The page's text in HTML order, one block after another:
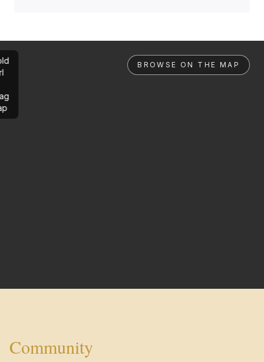
BROWSE ON THE MAP
Community